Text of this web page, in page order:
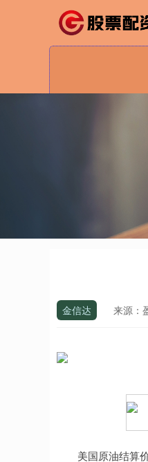
金信达 来源：
美国原油结算价